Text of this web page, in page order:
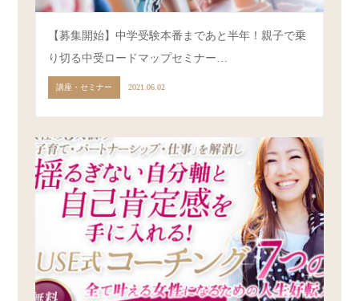
【募集開始】中学受験本番まであと半年！親子で乗
り切る中受ロードマップセミナー…
講座・セミナー 2021.06.02